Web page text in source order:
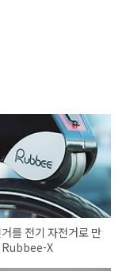
를 전기 자전거로 만
Rubbee-X